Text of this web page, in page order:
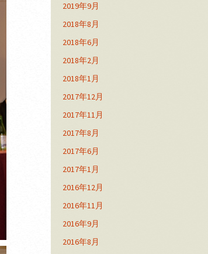
2019年9月
2018年8月
2018年6月
2018年2月
2018年1月
2017年12月
2017年11月
2017年8月
2017年6月
2017年1月
2016年12月
2016年11月
2016年9月
2016年8月